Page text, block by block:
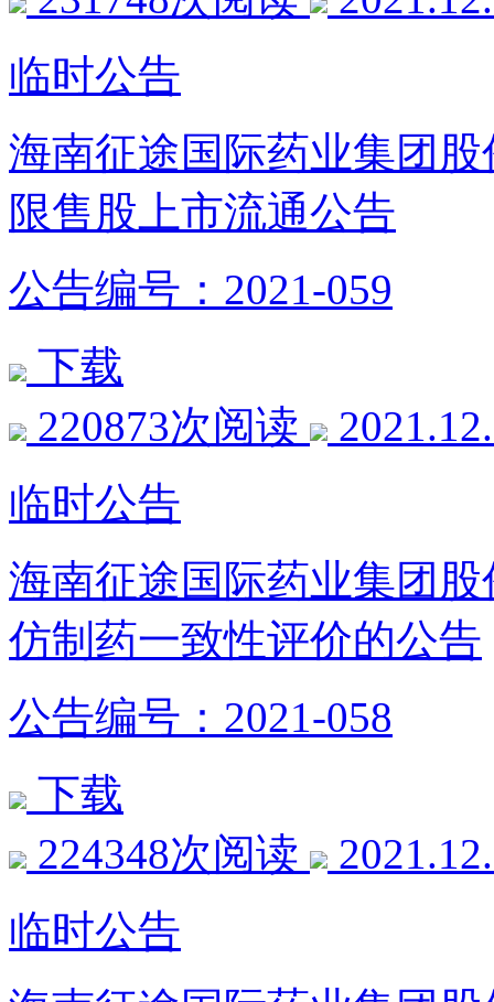
临时公告
海南征途国际药业集团
限售股上市流通公告
公告编号：2021-059
下载
220873次阅读
临时公告
海南征途国际药业集团
仿制药一致性评价的公告
公告编号：2021-058
下载
224348次阅读
临时公告